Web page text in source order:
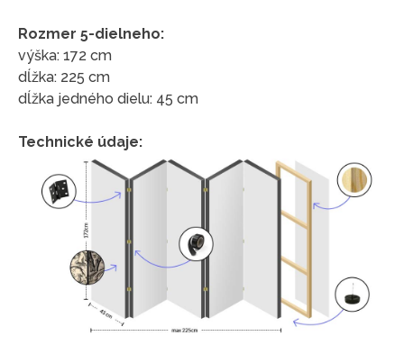
Rozmer 5-dielneho:
výška: 172 cm
dĺžka: 225 cm
dĺžka jedného dielu: 45 cm
Technické údaje: